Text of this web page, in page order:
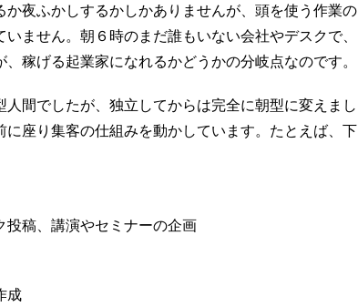
か夜ふかしするかしかありませんが、頭を使う作業の
ません。朝６時のまだ誰もいない会社やデスクで、
稼げる起業家になれるかどうかの分岐点なのです。
間でしたが、独立してからは完全に朝型に変えまし
座り集客の仕組みを動かしています。たとえば、下
投稿、講演やセミナーの企画
成